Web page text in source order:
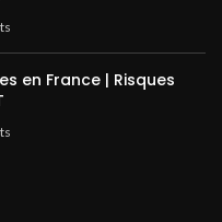
en France | Risques